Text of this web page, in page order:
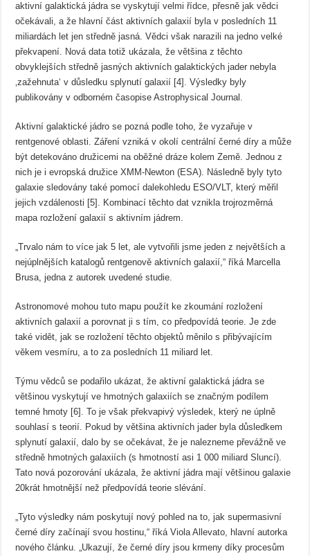
aktivní galaktická jádra se vyskytují velmi řídce, přesně jak vědci
očekávali, a že hlavní část aktivních galaxií byla v posledních 11
miliardách let jen středně jasná. Vědci však narazili na jedno velké
překvapení. Nová data totiž ukázala, že většina z těchto
obvyklejších středně jasných aktivních galaktických jader nebyla
‚zažehnuta‘ v důsledku splynutí galaxií [4]. Výsledky byly
publikovány v odborném časopise Astrophysical Journal.
Aktivní galaktické jádro se pozná podle toho, že vyzařuje v
rentgenové oblasti. Záření vzniká v okolí centrální černé díry a může
být detekováno družicemi na oběžné dráze kolem Země. Jednou z
nich je i evropská družice XMM-Newton (ESA). Následně byly tyto
galaxie sledovány také pomocí dalekohledu ESO/VLT, který měřil
jejich vzdálenosti [5]. Kombinací těchto dat vznikla trojrozměrná
mapa rozložení galaxií s aktivním jádrem.
„Trvalo nám to více jak 5 let, ale vytvořili jsme jeden z největších a
nejúplnějších katalogů rentgenově aktivních galaxií,“ říká Marcella
Brusa, jedna z autorek uvedené studie.
Astronomové mohou tuto mapu použít ke zkoumání rozložení
aktivních galaxií a porovnat ji s tím, co předpovídá teorie. Je zde
také vidět, jak se rozložení těchto objektů měnilo s přibývajícím
věkem vesmíru, a to za posledních 11 miliard let.
Týmu vědců se podařilo ukázat, že aktivní galaktická jádra se
většinou vyskytují ve hmotných galaxiích se značným podílem
temné hmoty [6]. To je však překvapivý výsledek, který ne úplně
souhlasí s teorií. Pokud by většina aktivních jader byla důsledkem
splynutí galaxií, dalo by se očekávat, že je nalezneme převážně ve
středně hmotných galaxiích (s hmotností asi 1 000 miliard Sluncí).
Tato nová pozorování ukázala, že aktivní jádra mají většinou galaxie
20krát hmotnější než předpovídá teorie slévání.
„Tyto výsledky nám poskytují nový pohled na to, jak supermasivní
černé díry začínají svou hostinu,“ říká Viola Allevato, hlavní autorka
nového článku. „Ukazují, že černé díry jsou krmeny díky procesům